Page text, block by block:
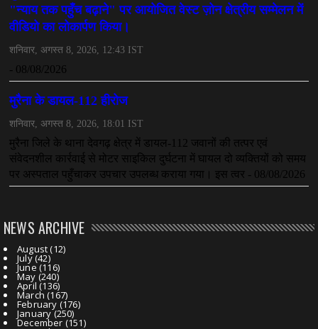
NEWS ARCHIVE
August(12)
July(42)
June(116)
May (240)
April (136)
March (167)
February (176)
January(250)
December (151)